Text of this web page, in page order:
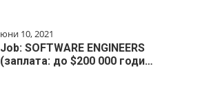
юни 10, 2021
Job: SOFTWARE ENGINEERS
(заплата: до $200 000 годи…